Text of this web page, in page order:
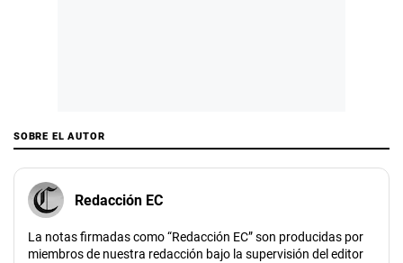
SOBRE EL AUTOR
Redacción EC
La notas firmadas como “Redacción EC” son producidas por
miembros de nuestra redacción bajo la supervisión del editor